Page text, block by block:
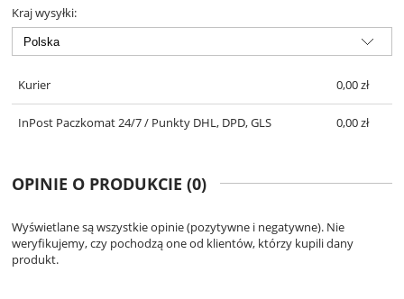
Kraj wysyłki:
Kurier 0,00 zł
InPost Paczkomat 24/7 / Punkty DHL, DPD, GLS 0,00 zł
OPINIE O PRODUKCIE (0)
Wyświetlane są wszystkie opinie (pozytywne i negatywne). Nie
weryfikujemy, czy pochodzą one od klientów, którzy kupili dany
produkt.